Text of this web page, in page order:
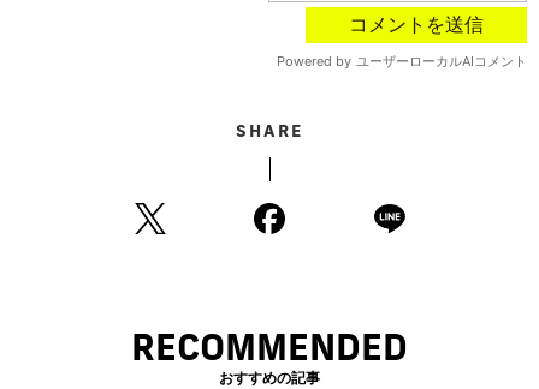
SHARE
RECOMMENDED
おすすめの記事